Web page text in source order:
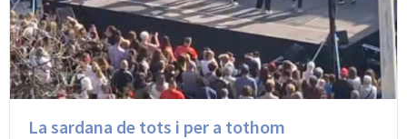
La sardana de tots i per a tothom